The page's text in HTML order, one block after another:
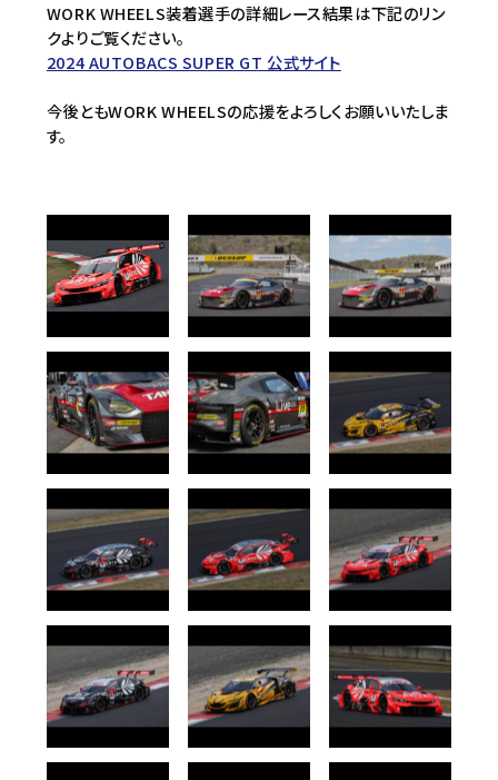
WORK WHEELS装着選手の詳細レース結果は下記のリン
クよりご覧ください。
2024 AUTOBACS SUPER GT 公式サイト
今後ともWORK WHEELSの応援をよろしくお願いいたしま
す。